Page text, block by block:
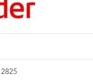
2825